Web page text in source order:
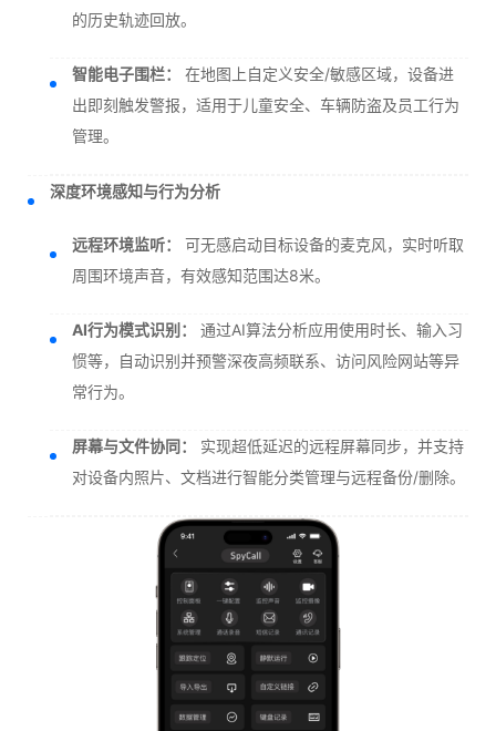
的历史轨迹回放。
智能电子围栏：
在地图上自定义安全/敏感区域，设备进
出即刻触发警报，适用于儿童安全、车辆防盗及员工行为
管理。
深度环境感知与行为分析
远程环境监听：
可无感启动目标设备的麦克风，实时听取
周围环境声音，有效感知范围达8米。
AI行为模式识别：
通过AI算法分析应用使用时长、输入习
惯等，自动识别并预警深夜高频联系、访问风险网站等异
常行为。
屏幕与文件协同：
实现超低延迟的远程屏幕同步，并支持
对设备内照片、文档进行智能分类管理与远程备份/删除。